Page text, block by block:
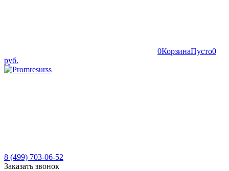
0КорзинаПусто0
руб.
8 (499) 703-06-52
Заказать звонок